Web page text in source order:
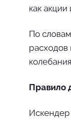
как акции
По
расходов
Правило
Искендер